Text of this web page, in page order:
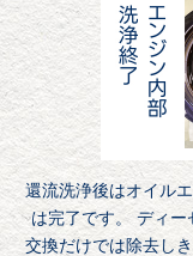
還流洗浄後はオイル
は完了です。 ディ
交換だけでは除去し